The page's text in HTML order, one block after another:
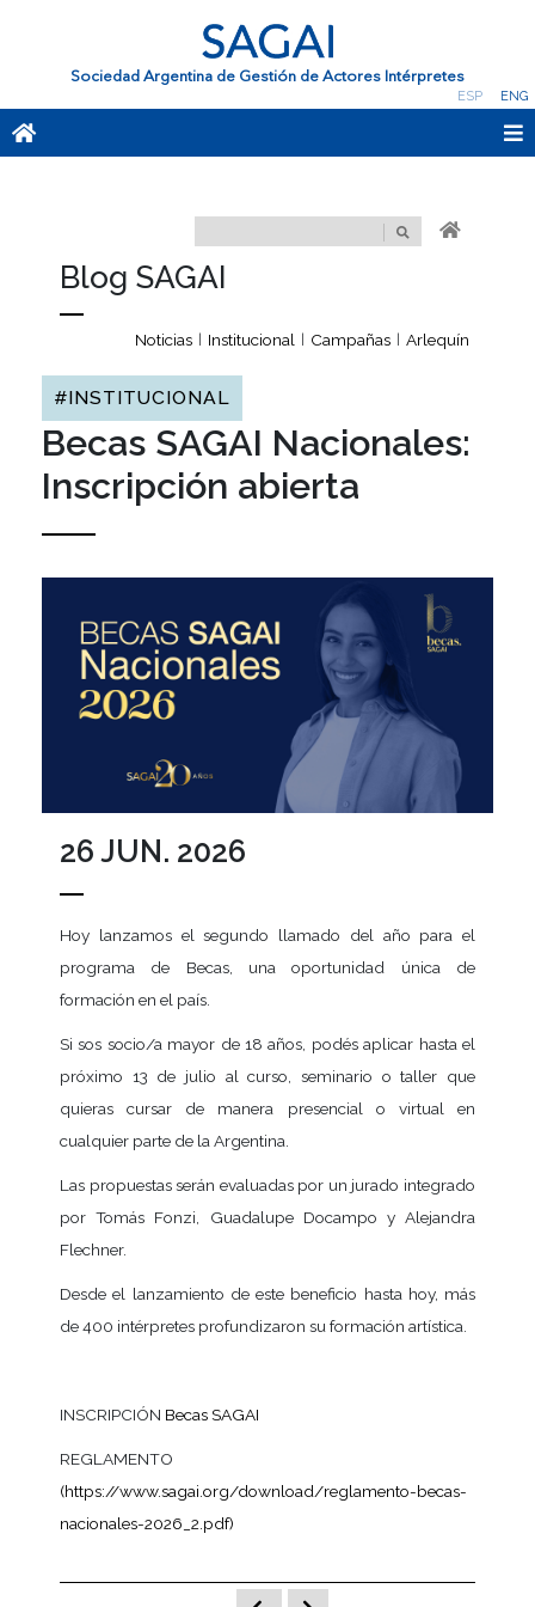
Sociedad Argentina de Gestión de Actores Intérpretes
ESP
ENG
Blog SAGAI
Noticias Institucional Campañas Arlequín
#INSTITUCIONAL
Becas SAGAI Nacionales:
Inscripción abierta
26 JUN. 2026
Hoy lanzamos el segundo llamado del año para el
programa de Becas, una oportunidad única de
formación en el país.
Si sos socio/a mayor de 18 años, podés aplicar hasta el
próximo 13 de julio al curso, seminario o taller que
quieras cursar de manera presencial o virtual en
cualquier parte de la Argentina.
Las propuestas serán evaluadas por un jurado integrado
por Tomás Fonzi, Guadalupe Docampo y Alejandra
Flechner.
Desde el lanzamiento de este beneficio hasta hoy, más
de 400 intérpretes profundizaron su formación artística.
INSCRIPCIÓN Becas SAGAI
REGLAMENTO
(https://www.sagai.org/download/reglamento-becas-
nacionales-2026_2.pdf)